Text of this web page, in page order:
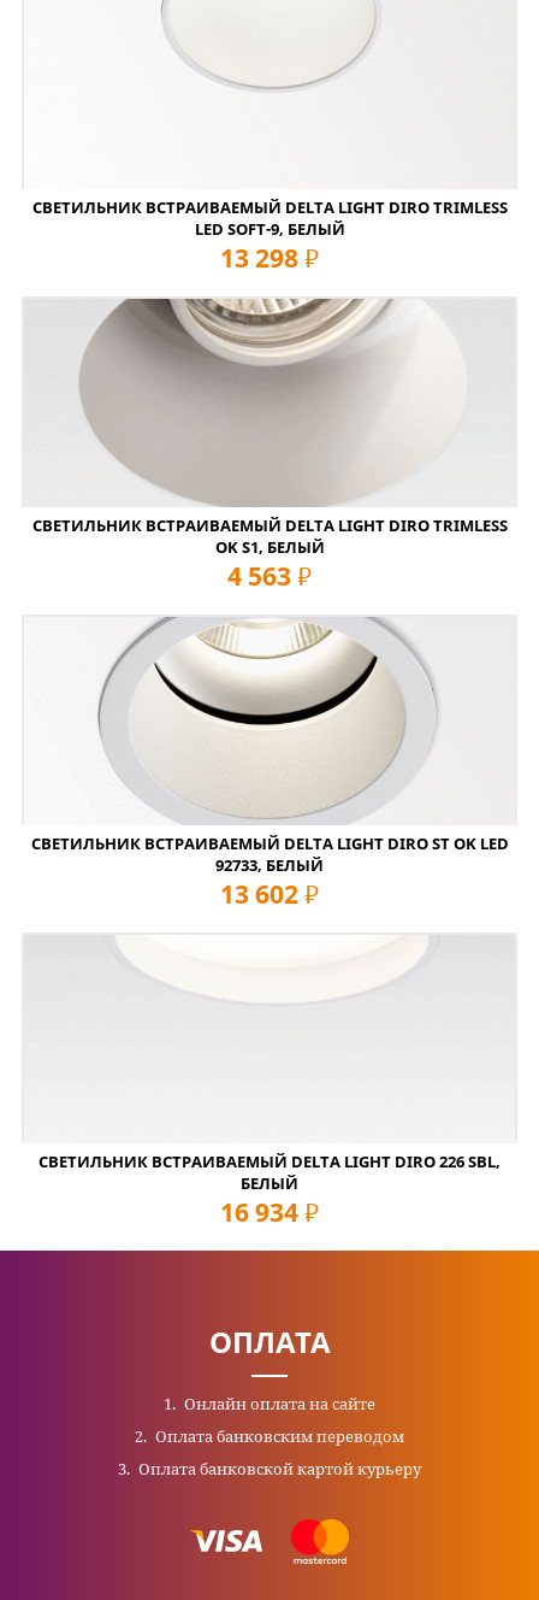
СВЕТИЛЬНИК ВСТРАИВАЕМЫЙ DELTA LIGHT DIRO TRIMLESS
LED SOFT-9, БЕЛЫЙ
13 298 руб
СВЕТИЛЬНИК ВСТРАИВАЕМЫЙ DELTA LIGHT DIRO TRIMLESS
OK S1, БЕЛЫЙ
4 563 руб
СВЕТИЛЬНИК ВСТРАИВАЕМЫЙ DELTA LIGHT DIRO ST OK LED
92733, БЕЛЫЙ
13 602 руб
СВЕТИЛЬНИК ВСТРАИВАЕМЫЙ DELTA LIGHT DIRO 226 SBL,
БЕЛЫЙ
16 934 руб
ОПЛАТА
Онлайн оплата на сайте
Оплата банковским переводом
Оплата банковской картой курьеру